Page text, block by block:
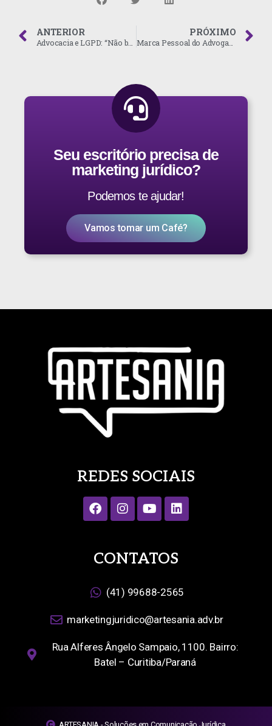
ANTERIOR PRÓXIMO
Seu escritório precisa de
marketing jurídico?
Podemos te ajudar!
Vamos tomar um Café?
REDES SOCIAIS
CONTATOS
(41) 99688-2565
marketingjuridico@artesania.adv.br
Rua Alferes Ângelo Sampaio, 1100. Bairro:
Batel – Curitiba/Paraná